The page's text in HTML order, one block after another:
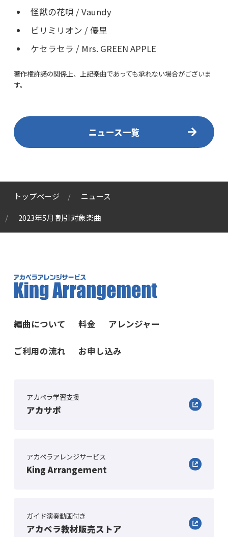
怪獣の花唄 / Vaundy
ビリミリオン / 優里
ケセラセラ / Mrs. GREEN APPLE
著作権許諾の関係上、上記楽曲であっても承れない場合がございま
す。
ニュース一覧
トップページ
ニュース
2023年5月 割引対象楽曲
編曲について 料金 アレンジャー
ご利用の流れ お申し込み
アカペラ学習支援
アカサポ
アカペラアレンジサービス
King Arrangement
ガイド演奏動画付き
アカペラ教材販売ストア